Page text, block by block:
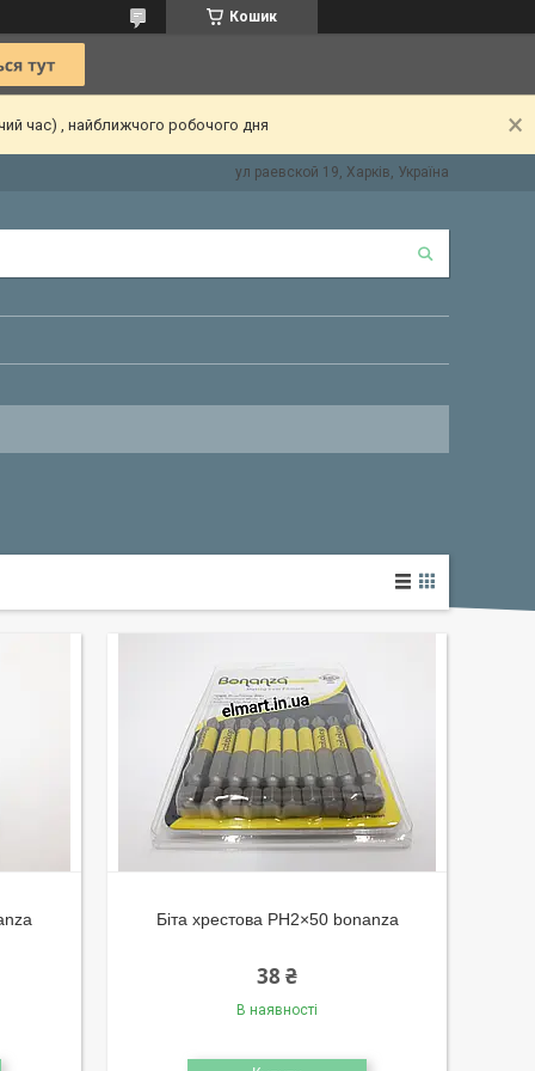
Кошик
час) , найближчого робочого дня
ул раевской 19, Харків, Україна
Біта хрестова PH2×50 bonanza
38 ₴
В наявності